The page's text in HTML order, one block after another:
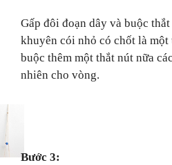
Gấp đôi đoạn dây và buộc
khuyên cói nhỏ có chốt là
buộc thêm một thắt nút nữa
nhiên cho vòng.
Bước 3: